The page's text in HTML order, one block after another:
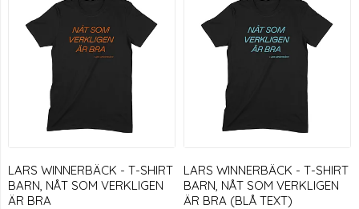
LARS WINNERBÄCK - T-SHIRT
BARN, NÅT SOM VERKLIGEN
ÄR BRA
LARS WINNERBÄCK - T-SHIRT
BARN, NÅT SOM VERKLIGEN
ÄR BRA (BLÅ TEXT)